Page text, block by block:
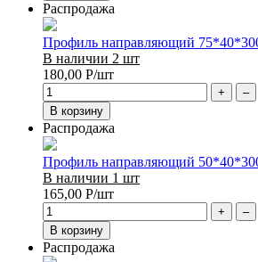
Распродажа
Профиль направляющий
В наличии 2 шт
180,00 Р/шт
+
–
В корзину
Распродажа
Профиль направляющий
В наличии 1 шт
165,00 Р/шт
+
–
В корзину
Распродажа